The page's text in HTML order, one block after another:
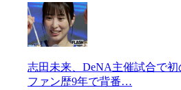
志田未来、DeNA主催試合で初
ファン歴9年で背番…